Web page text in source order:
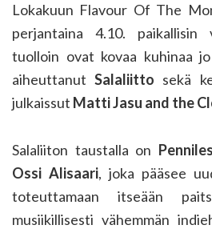
Lokakuun Flavour Of The
perjantaina 4.10. paikallisin
tuolloin ovat kovaa kuhinaa
aiheuttanutSalaliitto sekä
julkaissut Matti Jasu and the
Salaliiton taustalla on
Ossi Alisaari, joka pääsee
toteuttamaan itseään
musiikillisesti vähemmän